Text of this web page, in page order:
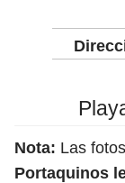
Nota: Las
Portaquinos